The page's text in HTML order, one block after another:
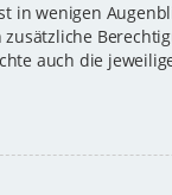
in wenigen
auch die